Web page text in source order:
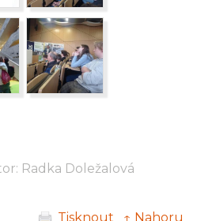
Radka Doležalová
Tisknout ↑ Nahoru